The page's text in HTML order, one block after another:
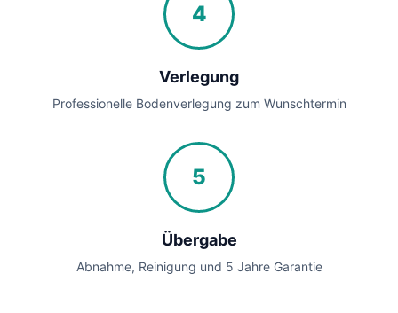
4
Verlegung
Professionelle Bodenverlegung zum Wunschtermin
5
Übergabe
Abnahme, Reinigung und 5 Jahre Garantie